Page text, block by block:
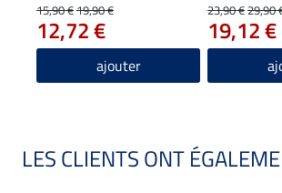
15,90 €19,90 €
12,72 €
ajouter
23,90 €29,90
19,12 €
LES CLIENTS ONT